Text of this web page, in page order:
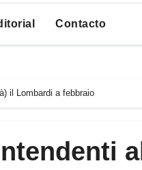
Contacto
il Lombardi a febbraio
al